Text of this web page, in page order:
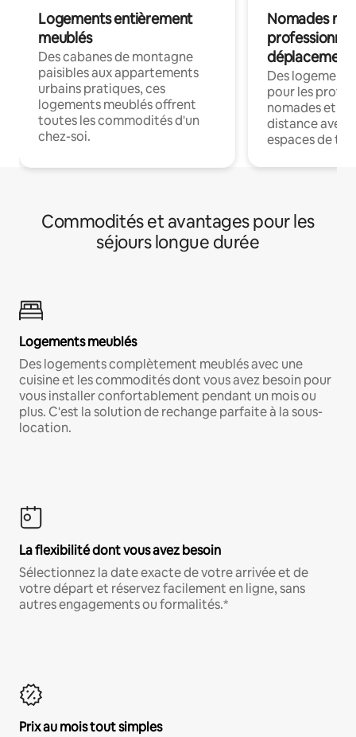
Logements entièrement
meublés
Des cabanes de montagne
paisibles aux appartements
urbains pratiques, ces
logements meublés offrent
toutes les commodités d'un
chez-soi.
Nomades
déplacement
Des
pour les
nomades et
distance avec
espaces de
Commodités et avantages pour les
séjours longue durée
Logements meublés
Des logements complètement meublés avec une
cuisine et les commodités dont vous avez besoin pour
vous installer confortablement pendant un mois ou
plus. C'est la solution de rechange parfaite à la sous-
location.
La flexibilité dont vous avez besoin
Sélectionnez la date exacte de votre arrivée et de
votre départ et réservez facilement en ligne, sans
autres engagements ou formalités.*
Prix au mois tout simples